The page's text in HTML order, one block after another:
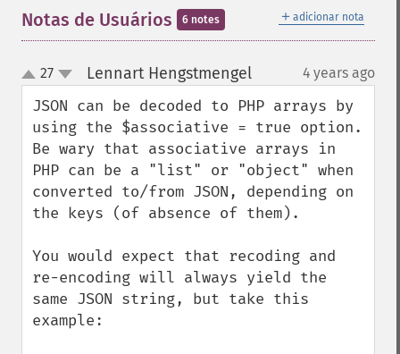
＋ adicionar nota
Notas de Usuários 6 notes
up
down
27 Lennart Hengstmengel¶ 4 years ago
JSON can be decoded to PHP arrays by
using the $associative = true option.
Be wary that associative arrays in
PHP can be a "list" or "object" when
converted to/from JSON, depending on
the keys (of absence of them).
You would expect that recoding and
re-encoding will always yield the
same JSON string, but take this
example: